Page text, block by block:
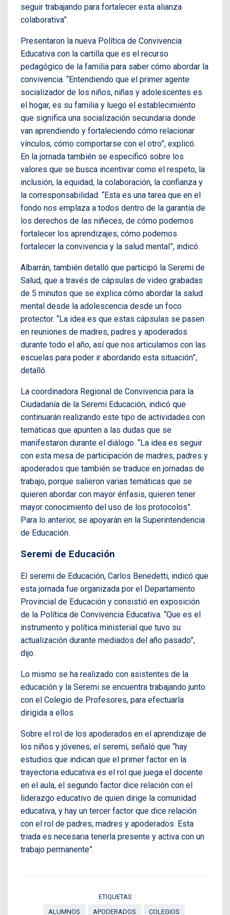
seguir trabajando para fortalecer esta alianza
colaborativa”.
Presentaron la nueva Política de Convivencia
Educativa con la cartilla que es el recurso
pedagógico de la familia para saber cómo abordar la
convivencia. “Entendiendo que el primer agente
socializador de los niños, niñas y adolescentes es
el hogar, es su familia y luego el establecimiento
que significa una socialización secundaria donde
van aprendiendo y fortaleciendo cómo relacionar
vínculos, cómo comportarse con el otro”, explicó.
En la jornada también se especificó sobre los
valores que se busca incentivar como el respeto, la
inclusión, la equidad, la colaboración, la confianza y
la corresponsabilidad. “Esta es una tarea que en el
fondo nos emplaza a todos dentro de la garantía de
los derechos de las niñeces, de cómo podemos
fortalecer los aprendizajes, cómo podemos
fortalecer la convivencia y la salud mental”, indicó.
Albarrán, también detalló que participó la Seremi de
Salud, que a través de cápsulas de video grabadas
de 5 minutos que se explica cómo abordar la salud
mental desde la adolescencia desde un foco
protector. “La idea es que estas cápsulas se pasen
en reuniones de madres, padres y apoderados
durante todo el año, así que nos articulamos con las
escuelas para poder ir abordando esta situación”,
detalló.
La coordinadora Regional de Convivencia para la
Ciudadanía de la Seremi Educación, indicó que
continuarán realizando este tipo de actividades con
temáticas que apunten a las dudas que se
manifestaron durante el diálogo. “La idea es seguir
con esta mesa de participación de madres, padres y
apoderados que también se traduce en jornadas de
trabajo, porque salieron varias temáticas que se
quieren abordar con mayor énfasis, quieren tener
mayor conocimiento del uso de los protocolos”.
Para lo anterior, se apoyarán en la Superintendencia
de Educación.
Seremi de Educación
El seremi de Educación, Carlos Benedetti, indicó que
esta jornada fue organizada por el Departamento
Provincial de Educación y consistió en exposición
de la Política de Convivencia Educativa. “Que es el
instrumento y política ministerial que tuvo su
actualización durante mediados del año pasado”,
dijo.
Lo mismo se ha realizado con asistentes de la
educación y la Seremi se encuentra trabajando junto
con el Colegio de Profesores, para efectuarla
dirigida a ellos.
Sobre el rol de los apoderados en el aprendizaje de
los niños y jóvenes, el seremi, señaló que “hay
estudios que indican que el primer factor en la
trayectoria educativa es el rol que juega el docente
en el aula, el segundo factor dice relación con el
liderazgo educativo de quien dirige la comunidad
educativa, y hay un tercer factor que dice relación
con el rol de padres, madres y apoderados. Esta
triada es necesaria tenerla presente y activa con un
trabajo permanente”.
ETIQUETAS
ALUMNOS
APODERADOS COLEGIOS